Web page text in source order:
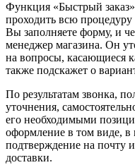
Функция «Быстрый
проходить всю процедуру
Вы заполняете форму, и
менеджер магазина. Он
на вопросы, касающиеся
также подскажет о
По результатам звонка,
уточнения,
его необходимыми
оформление в том виде, в
подтверждение на почту
доставки.